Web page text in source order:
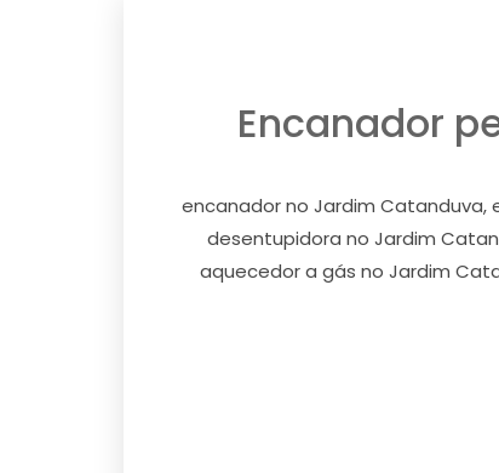
Encanador
encanador no Jardim Catanduva,
desentupidora no Jardim
aquecedor a gás no Jardim